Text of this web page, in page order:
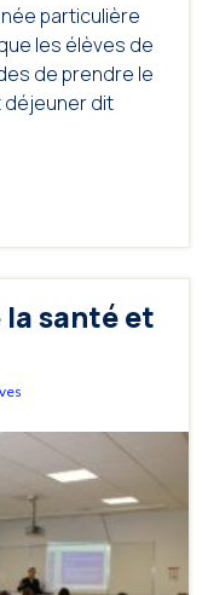
particulière
les élèves de
de prendre le
déjeuner dit
santé et